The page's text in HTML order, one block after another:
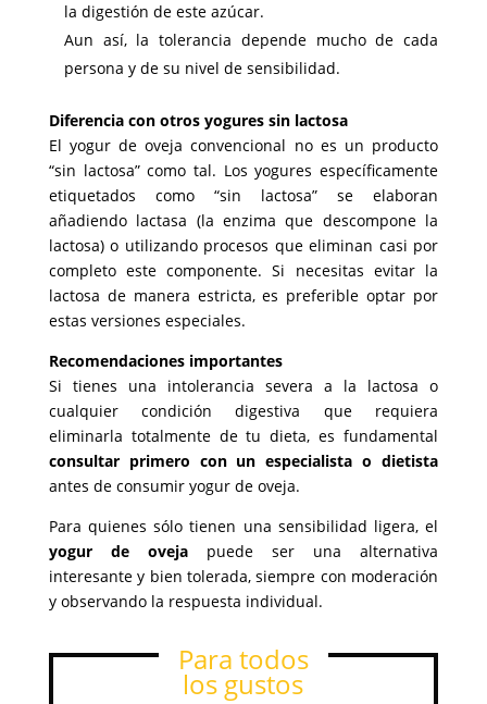
la digestión de este azúcar.
Aun así, la tolerancia depende mucho de cada
persona y de su nivel de sensibilidad.
Diferencia con otros yogures sin lactosa
El yogur de oveja convencional no es un producto
“sin lactosa” como tal. Los yogures específicamente
etiquetados como “sin lactosa” se elaboran
añadiendo lactasa (la enzima que descompone la
lactosa) o utilizando procesos que eliminan casi por
completo este componente. Si necesitas evitar la
lactosa de manera estricta, es preferible optar por
estas versiones especiales.
Recomendaciones importantes
Si tienes una intolerancia severa a la lactosa o
cualquier condición digestiva que requiera
eliminarla totalmente de tu dieta, es fundamental
consultar primero con un especialista o dietista
antes de consumir yogur de oveja.
Para quienes sólo tienen una sensibilidad ligera, el
yogur de ovejapuede ser una alternativa
interesante y bien tolerada, siempre con moderación
y observando la respuesta individual.
Para todos
los gustos